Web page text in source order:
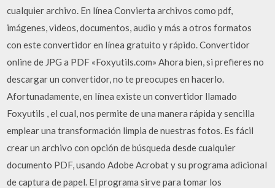
cualquier archivo. En línea Convierta archivos como pdf,
imágenes, videos, documentos, audio y más a otros formatos
con este convertidor en línea gratuito y rápido. Convertidor
online de JPG a PDF «Foxyutils.com» Ahora bien, si prefieres no
descargar un convertidor, no te preocupes en hacerlo.
Afortunadamente, en línea existe un convertidor llamado
Foxyutils , el cual, nos permite de una manera rápida y sencilla
emplear una transformación limpia de nuestras fotos. Es fácil
crear un archivo con opción de búsqueda desde cualquier
documento PDF, usando Adobe Acrobat y su programa adicional
de captura de papel. El programa sirve para tomar los